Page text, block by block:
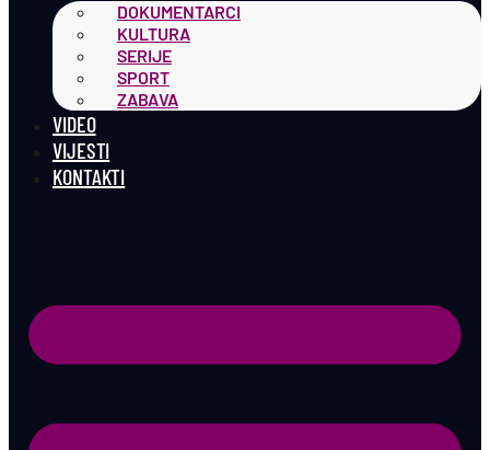
DOKUMENTARCI
KULTURA
SERIJE
SPORT
ZABAVA
VIDEO
VIJESTI
KONTAKTI